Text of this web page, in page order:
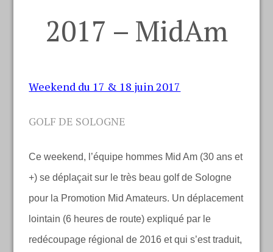
2017 – MidAm
Weekend du 17 & 18 juin 2017
GOLF DE SOLOGNE
Ce weekend, l’équipe hommes Mid Am (30 ans et
+) se déplaçait sur le très beau golf de Sologne
pour la Promotion Mid Amateurs. Un déplacement
lointain (6 heures de route) expliqué par le
redécoupage régional de 2016 et qui s’est traduit,